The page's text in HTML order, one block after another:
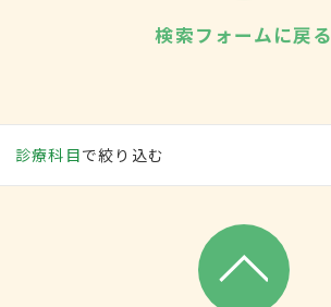
検索フォームに戻る
診療科目で絞り込む